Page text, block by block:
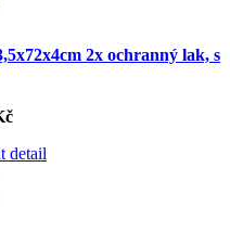
2x ochranný lak, s
detail